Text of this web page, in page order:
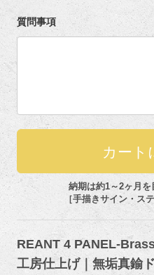
質問事項
納期は約1～2ヶ月を
［手描きサイン・ス
REANT 4 PANEL-
工房仕上げ｜無垢真鍮